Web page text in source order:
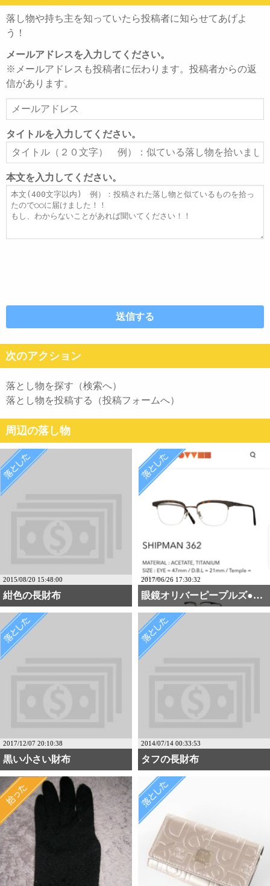
落し物や持ち主を知っていたら投稿者に知らせてあげよ
う！
メールアドレスを入力してください。
※メールアドレスも投稿者に伝わります。投稿者からの返
信があります。
ー
ル
ア
ド
レ
ス
タイトルを入力してください。
タ
イ
ト
ル
本文を入力してください。
本
文
次のアクション
落とし物を探す（検索へ）
落とし物を投稿する（投稿フォームへ）
周辺の落し物
2015/08/20 15:48:00
紺色の長財布
2017/06/26 17:30:32
眼鏡オリバーピープルズ●・・・
2017/12/07 20:10:38
黒い小さい財布
2014/07/14 00:33:53
タフの長財布